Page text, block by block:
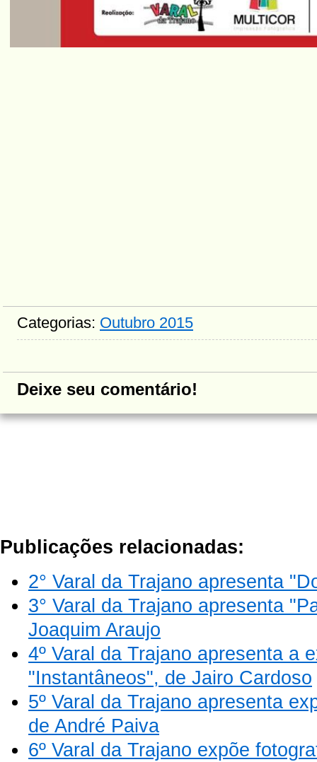
Categorias: Outubro 2015
Deixe seu comentário!
Publicações relacionadas:
2° Varal da Trajano apresenta
3° Varal da Trajano apresenta
Joaquim Araujo
4º Varal da Trajano apresenta a
"Instantâneos", de Jairo Cardoso
5º Varal da Trajano apresenta
de André Paiva
6º Varal da Trajano expõe